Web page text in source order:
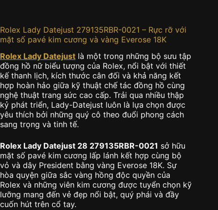
Rolex Lady Datejust 279135RBR-0021 – Rực rỡ với
mặt số pavé kim cương và vàng Everose 18K
Rolex Lady Datejust là một trong những bộ sưu tập
đồng hồ nữ biểu tượng của Rolex, nổi bật với thiết
kế thanh lịch, kích thước cân đối và khả năng kết
hợp hoàn hảo giữa kỹ thuật chế tác đồng hồ cùng
nghệ thuật trang sức cao cấp. Trải qua nhiều thập
kỷ phát triển, Lady-Datejust luôn là lựa chọn được
yêu thích bởi những quý cô theo đuổi phong cách
sang trọng và tinh tế.
Rolex Lady Datejust 28 279135RBR-0021 sở hữu
mặt số pavé kim cương lấp lánh kết hợp cùng bộ
vỏ và dây President bằng vàng Everose 18K. Sự
hòa quyện giữa sắc vàng hồng độc quyền của
Rolex và những viên kim cương được tuyển chọn kỹ
lưỡng mang đến vẻ đẹp nổi bật, quý phái và đầy
cuốn hút trên cổ tay.